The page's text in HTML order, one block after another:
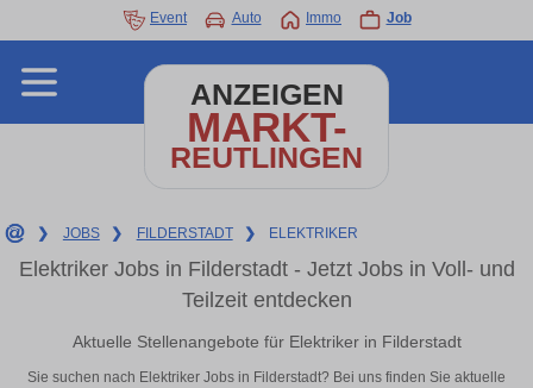
Event Auto Immo Job
ANZEIGEN
MARKT-
REUTLINGEN
❯ JOBS ❯ FILDERSTADT ❯ ELEKTRIKER
Elektriker Jobs in Filderstadt - Jetzt Jobs in Voll- und
Teilzeit entdecken
Aktuelle Stellenangebote für Elektriker in Filderstadt
Sie suchen nach Elektriker Jobs in Filderstadt? Bei uns finden Sie aktuelle